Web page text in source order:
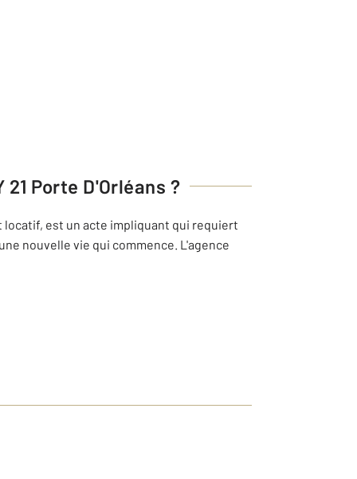
21 Porte D'Orléans ?
est un acte impliquant qui requiert
nouvelle vie qui commence. L'agence